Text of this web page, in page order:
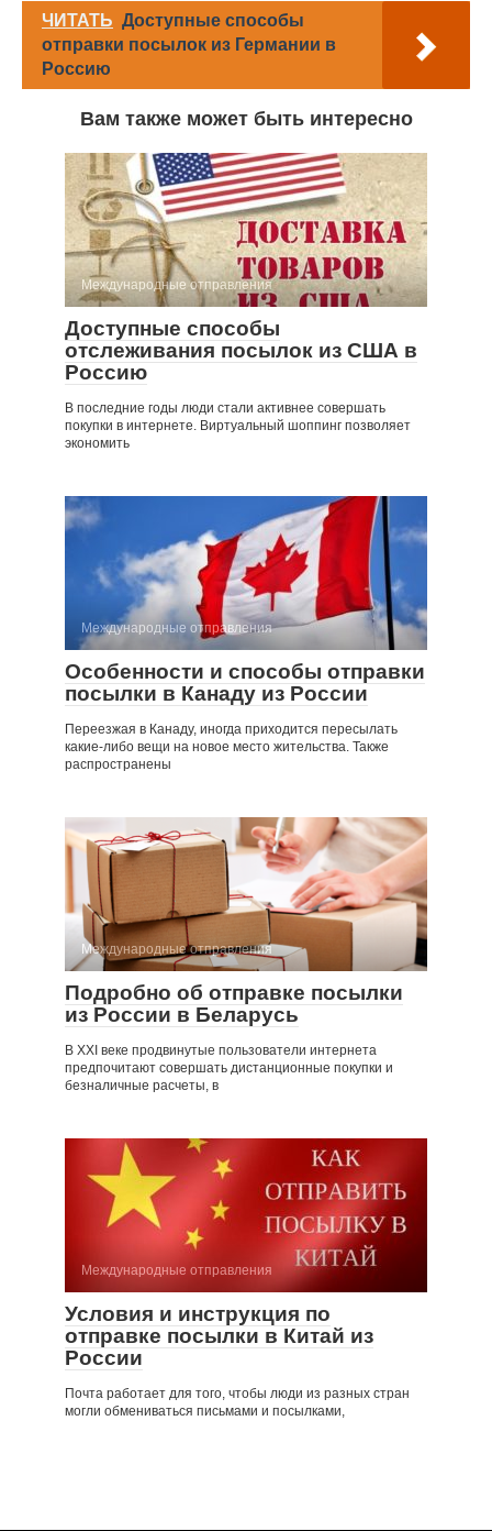
ЧИТАТЬ Доступные способы
отправки посылок из Германии в
Россию
Вам также может быть интересно
Международные отправления
Доступные способы
отслеживания посылок из США в
Россию
В последние годы люди стали активнее совершать
покупки в интернете. Виртуальный шоппинг позволяет
экономить
Международные отправления
Особенности и способы отправки
посылки в Канаду из России
Переезжая в Канаду, иногда приходится пересылать
какие-либо вещи на новое место жительства. Также
распространены
Международные отправления
Подробно об отправке посылки
из России в Беларусь
В XXI веке продвинутые пользователи интернета
предпочитают совершать дистанционные покупки и
безналичные расчеты, в
Международные отправления
Условия и инструкция по
отправке посылки в Китай из
России
Почта работает для того, чтобы люди из разных стран
могли обмениваться письмами и посылками,